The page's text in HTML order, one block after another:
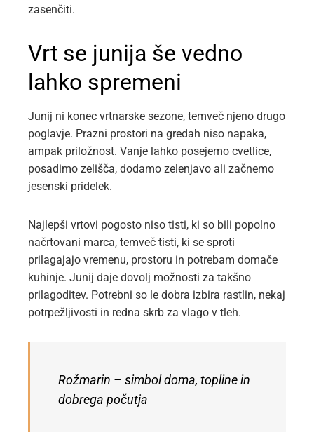
zasenčiti.
Vrt se junija še vedno
lahko spremeni
Junij ni konec vrtnarske sezone, temveč njeno drugo
poglavje. Prazni prostori na gredah niso napaka,
ampak priložnost. Vanje lahko posejemo cvetlice,
posadimo zelišča, dodamo zelenjavo ali začnemo
jesenski pridelek.
Najlepši vrtovi pogosto niso tisti, ki so bili popolno
načrtovani marca, temveč tisti, ki se sproti
prilagajajo vremenu, prostoru in potrebam domače
kuhinje. Junij daje dovolj možnosti za takšno
prilagoditev. Potrebni so le dobra izbira rastlin, nekaj
potrpežljivosti in redna skrb za vlago v tleh.
Rožmarin – simbol doma, topline in
dobrega počutja